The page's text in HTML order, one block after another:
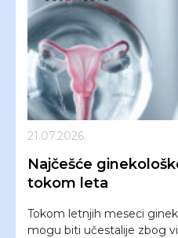
21.07.2026.
Najčešće
tokom leta
Tokom letnjih meseci
mogu biti učestalije zbog